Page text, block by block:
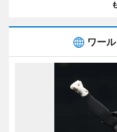
ワー